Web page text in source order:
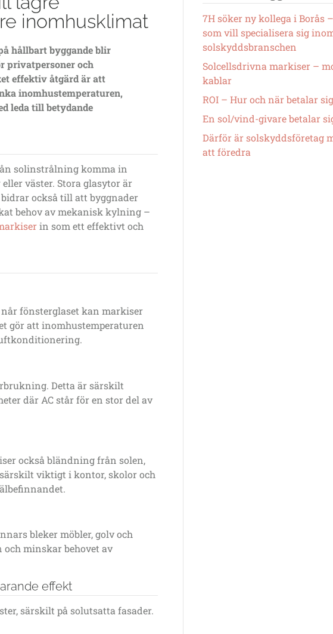
inomhusklimat
hållbart byggande blir
privatpersoner och
effektiv åtgärd är att
inomhustemperaturen,
leda tillbetydande
solinstrålningkomma in
väster. Stora glasytor är
också till att byggnader
behov av mekanisk kylning –
in som ett effektivt och
når fönsterglaset kan markiser
gör att inomhustemperaturen
Detta är särskilt
där AC står för en stor del av
också bländning från solen,
viktigt i kontor, skolor och
bleker möbler, golv och
minskar behovet av
effekt
särskilt på solutsatta fasader.
7H söker ny kollega i Borås
som vill specialisera sig
solskyddsbranschen
Solcellsdrivna markiser –
kablar
ROI – Hur och när betalar
En sol/vind-givare betalar
Därför är solskyddsföretag
att föredra